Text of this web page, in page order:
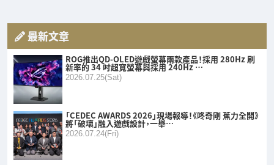
最新文章
ROG推出QD-OLED遊戲螢幕兩款產品！採用 280Hz 刷
新率的 34 吋超寬螢幕與採用 240Hz …
2026.07.25(Sat)
「CEDEC AWARDS 2026」現場報導！《咚奇剛 蕉力全開》
將「破壞」融入遊戲設計，一舉…
2026.07.24(Fri)